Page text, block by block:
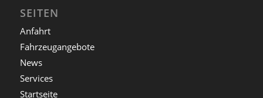
SEITEN
Anfahrt
Fahrzeugangebote
News
Services
Startseite